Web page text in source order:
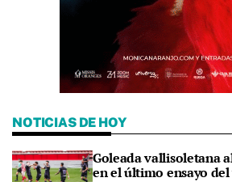
NOTICIAS DE HOY
Goleada vallisoletana
en el último ensayo